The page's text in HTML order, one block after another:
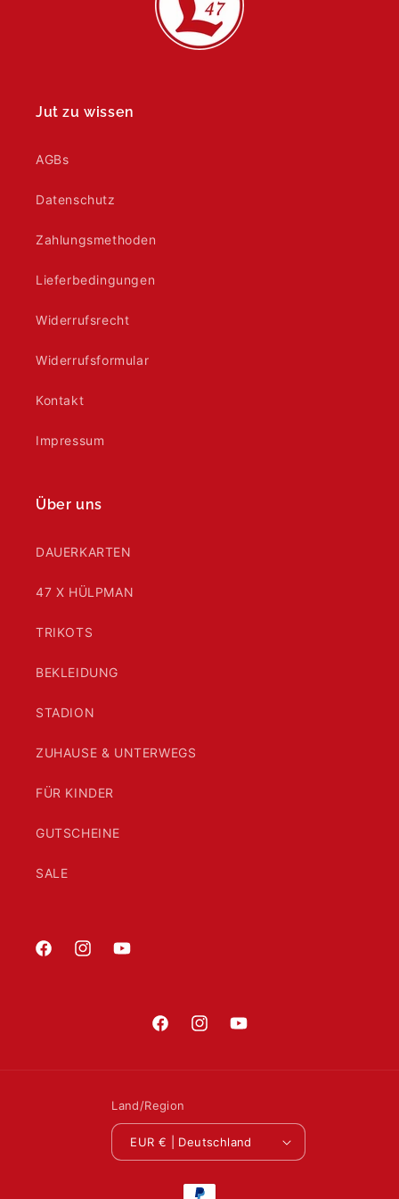
Jut zu wissen
AGBs
Datenschutz
Zahlungsmethoden
Lieferbedingungen
Widerrufsrecht
Widerrufsformular
Kontakt
Impressum
Über uns
DAUERKARTEN
47 X HÜLPMAN
TRIKOTS
BEKLEIDUNG
STADION
ZUHAUSE & UNTERWEGS
FÜR KINDER
GUTSCHEINE
SALE
FacebookInstagramYouTube
FacebookInstagramYouTube
Land/Region
EUR € | Deutschland
Zahlungsmethoden